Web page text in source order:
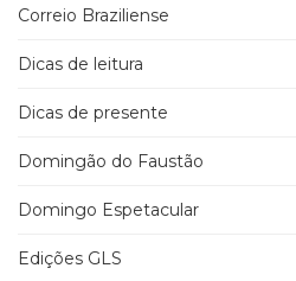
Correio Braziliense
Dicas de leitura
Dicas de presente
Domingão do Faustão
Domingo Espetacular
Edições GLS